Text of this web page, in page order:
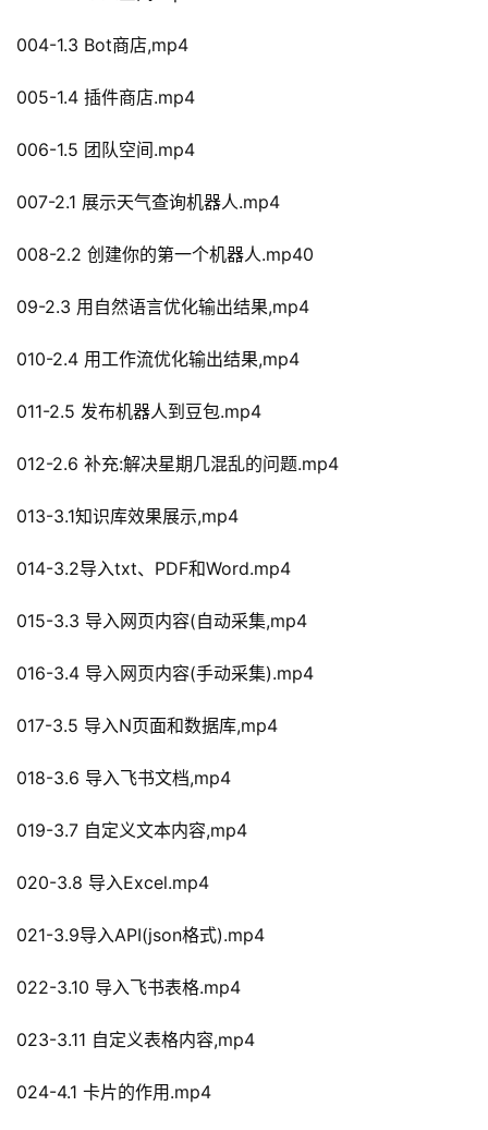
004-1.3 Bot商店,mp4
005-1.4 插件商店.mp4
006-1.5 团队空间.mp4
007-2.1 展示天气查询机器人.mp4
008-2.2 创建你的第一个机器人.mp40
09-2.3 用自然语言优化输出结果,mp4
010-2.4 用工作流优化输出结果,mp4
011-2.5 发布机器人到豆包.mp4
012-2.6 补充:解决星期几混乱的问题.mp4
013-3.1知识库效果展示,mp4
014-3.2导入txt、PDF和Word.mp4
015-3.3 导入网页内容(自动采集,mp4
016-3.4 导入网页内容(手动采集).mp4
017-3.5 导入N页面和数据库,mp4
018-3.6 导入飞书文档,mp4
019-3.7 自定义文本内容,mp4
020-3.8 导入Excel.mp4
021-3.9导入API(json格式).mp4
022-3.10 导入飞书表格.mp4
023-3.11 自定义表格内容,mp4
024-4.1 卡片的作用.mp4